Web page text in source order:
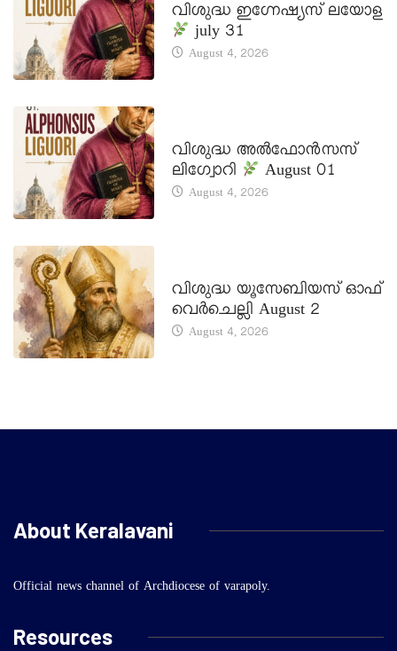
വിശുദ്ധ ഇഗ്നേഷ്യസ് ലയോള
july 31
August 4, 2026
വിശുദ്ധ അൽഫോൻസസ്
ലിഗ്വോറി
August 01
August 4, 2026
വിശുദ്ധ യൂസേബിയസ് ഓഫ്
വെർചെല്ലി August 2
August 4, 2026
About Keralavani
Official news channel of Archdiocese of varapoly.
Resources